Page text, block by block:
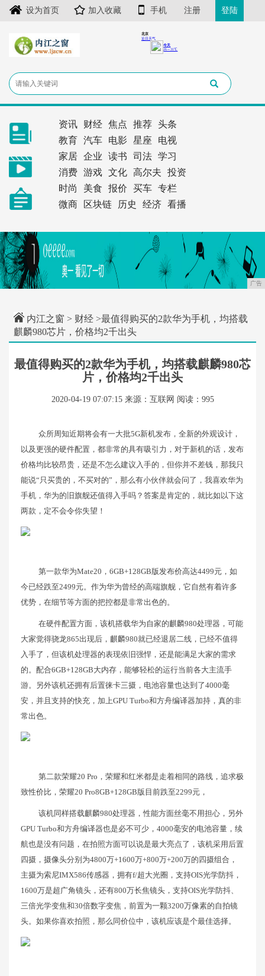
设为首页 加入收藏 手机 注册 登陆
资讯 财经 焦点 推荐
头条
教育
汽车 电影 星座
电视
家居
企业 读书 司法
学习
消费
游戏 文化 高尔夫
投资
时尚
美食 报价 买车
专栏
微商
区块链 历史 经济 看播
广告
内江之窗 > 财经 >最值得购买的2款华为手机，均搭载
麒麟980芯片，价格均2千出头
最值得购买的2款华为手机，均搭载麒麟980芯
片，价格均2千出头
2020-04-19 07:07:15 来源：互联网 阅读：995
众所周知近期将会有一大批5G新机发布，全新的外观设计，
以及更强的硬件配置，都非常的具有吸引力，对于新机的话，发布
价格均比较昂贵，还是不怎么建议入手的，但你并不差钱，那我只
能说“只买贵的，不买对的”，那么有小伙伴就会问了，我喜欢华为
手机，华为的旧旗舰还值得入手吗？答案是肯定的，就比如以下这
两款，定不会令你失望！
第一款华为Mate20，6GB+128GB版发布价高达4499元，如
今已经跌至2499元。作为华为曾经的高端旗舰，它自然有着许多
优势，在细节等方面的把控都是非常出色的。
在硬件配置方面，该机搭载华为自家的麒麟980处理器，可能
大家觉得骁龙865出现后，麒麟980就已经退居二线，已经不值得
入手了，但该机处理器的表现依旧强悍，还是能满足大家的需求
的。配合6GB+128GB大内存，能够轻松的运行当前各大主流手
游。另外该机还拥有后置徕卡三摄，电池容量也达到了4000毫
安，并且支持的快充，加上GPU Turbo和方舟编译器加持，真的非
常出色。
第二款荣耀20 Pro，荣耀和红米都是走着相同的路线，追求极
致性价比，荣耀20 Pro8GB+128GB版目前跌至2299元，
该机同样搭载麒麟980处理器，性能方面丝毫不用担心，另外
GPU Turbo和方舟编译器也是必不可少，4000毫安的电池容量，续
航也是没有问题，在拍照方面可以说是最大亮点了，该机采用后置
四摄，摄像头分别为4800万+1600万+800万+200万的四摄组合，
主摄为索尼IMX586传感器，拥有f/超大光圈，支持OIS光学防抖，
1600万是超广角镜头，还有800万长焦镜头，支持OIS光学防抖、
三倍光学变焦和30倍数字变焦，前置为一颗3200万像素的自拍镜
头。如果你喜欢拍照，那么同价位中，该机应该是个最佳选择。